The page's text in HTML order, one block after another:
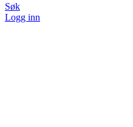
Søk
Logg inn